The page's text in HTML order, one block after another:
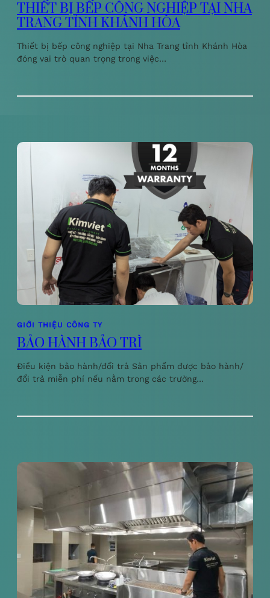
THIẾT BỊ BẾP CÔNG NGHIỆP TẠI NHA
TRANG TỈNH KHÁNH HÒA
Thiết bị bếp công nghiệp tại Nha Trang tỉnh Khánh Hòa
đóng vai trò quan trọng trong việc…
GIỚI THIỆU CÔNG TY
BẢO HÀNH BẢO TRÌ
Điều kiện bảo hành/đổi trả Sản phẩm được bảo hành/
đổi trả miễn phí nếu nằm trong các trường…